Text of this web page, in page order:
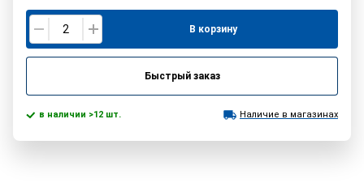
В корзину
Быстрый заказ
в наличии >12 шт. Наличие в магазинах